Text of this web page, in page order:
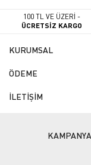
100 TL VE ÜZERİ -
ÜCRETSİZ KARGO
KURUMSAL
ÖDEME
İLETİŞİM